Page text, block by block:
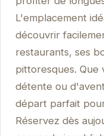
L'emplacement
découvrir
restaurants, ses
pittoresques. Que
détente ou
départ parfait
Réservez dès